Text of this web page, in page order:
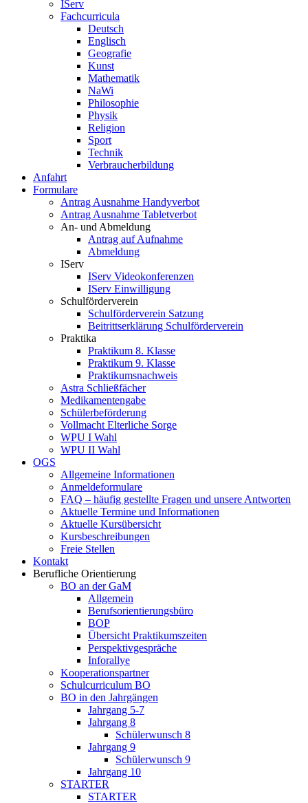
IServ
Fachcurricula
Deutsch
Englisch
Geografie
Kunst
Mathematik
NaWi
Philosophie
Physik
Religion
Sport
Technik
Verbraucherbildung
Anfahrt
Formulare
Antrag Ausnahme Handyverbot
Antrag Ausnahme Tabletverbot
An- und Abmeldung
Antrag auf Aufnahme
Abmeldung
IServ
IServ Videokonferenzen
IServ Einwilligung
Schulförderverein
Schulförderverein Satzung
Beitrittserklärung Schulförderverein
Praktika
Praktikum 8. Klasse
Praktikum 9. Klasse
Praktikumsnachweis
Astra Schließfächer
Medikamentengabe
Schülerbeförderung
Vollmacht Elterliche Sorge
WPU I Wahl
WPU II Wahl
OGS
Allgemeine Informationen
Anmeldeformulare
FAQ – häufig gestellte Fragen und unsere Antworten
Aktuelle Termine und Informationen
Aktuelle Kursübersicht
Kursbeschreibungen
Freie Stellen
Kontakt
Berufliche Orientierung
BO an der GaM
Allgemein
Berufsorientierungsbüro
BOP
Übersicht Praktikumszeiten
Perspektivgespräche
Inforallye
Kooperationspartner
Schulcurriculum BO
BO in den Jahrgängen
Jahrgang 5-7
Jahrgang 8
Schülerwunsch 8
Jahrgang 9
Schülerwunsch 9
Jahrgang 10
STARTER
STARTER